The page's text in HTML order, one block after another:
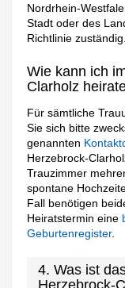
Nordrhein-
Stadt oder des
Richtlinie zuständig.
Wie kann ich
Clarholz
Für sämtliche
Sie sich bitte
genannten
Herzebrock-
Trauzimmer
spontane
Fall benötigen
Heiratstermin eine
Geburtenregister.
4. Was ist